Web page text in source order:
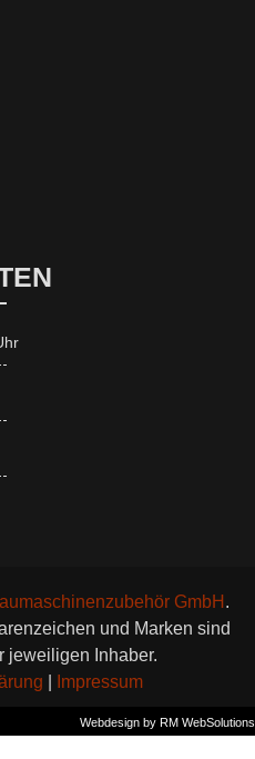
GmbH .
und Marken sind
jeweiligen Inhaber.
Impressum
Webdesign by RM WebSolutions